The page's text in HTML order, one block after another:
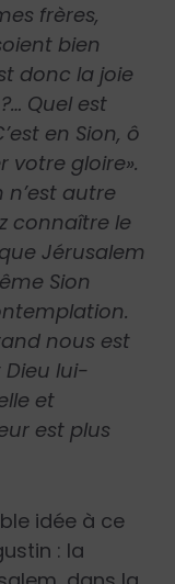
frères,
bien
donc la joie
Quel est
en Sion, ô
votre gloire».
n’est autre
connaître le
Jérusalem
Sion
nous est
Dieu lui-
et
est plus
idée à ce
: la